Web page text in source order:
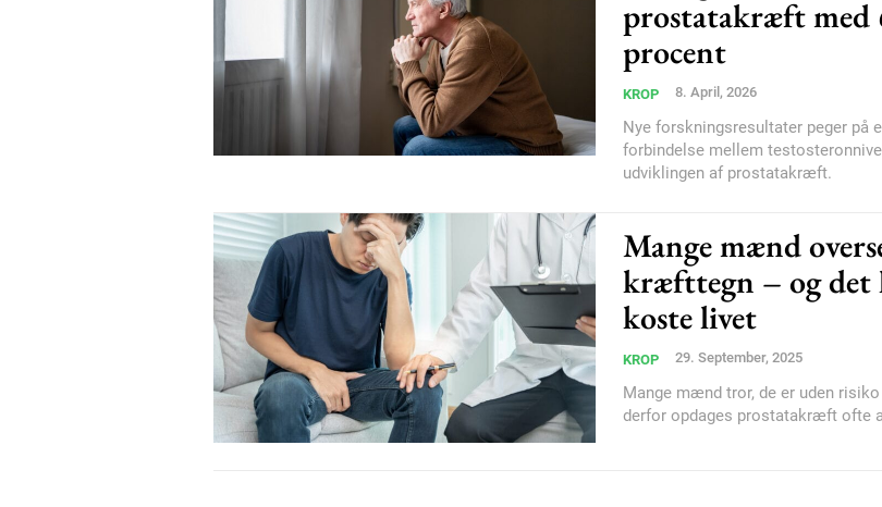
Free limited access
Gratis
Etiam est nibh, lobortis sit
Praesent euismod ac
Ut mollis pellentesque tortor
Nullam eu erat condimentum
Donec quis est ac felis
Orci varius natoque dolor
Etiam
Donec
Orci
prostatakræft med
procent
KROP 8. April, 2026
Nye forskningsresultater peger på
forbindelse mellem
udviklingen af prostatakræft.
Mange mænd
kræfttegn – og det
koste livet
KROP 29. September, 2025
Mange mænd tror, de er uden
derfor opdages prostatakræft ofte